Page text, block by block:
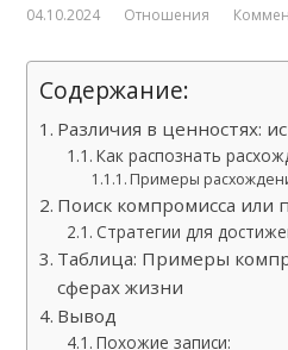
04.10.2024 Отношения
Содержание:
Различия в ценностях:
Как распознать
Примеры
Поиск компромисса или
Стратегии для
Таблица: Примеры
сферах жизни
Вывод
Похожие записи: